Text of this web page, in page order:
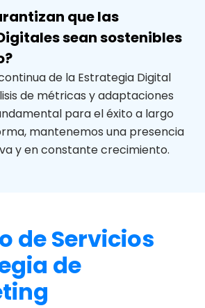
que las
sean sostenibles
de la Estrategia Digital
de métricas y adaptaciones
para el éxito a largo
mantenemos una presencia
y en constante crecimiento.
de Servicios
de